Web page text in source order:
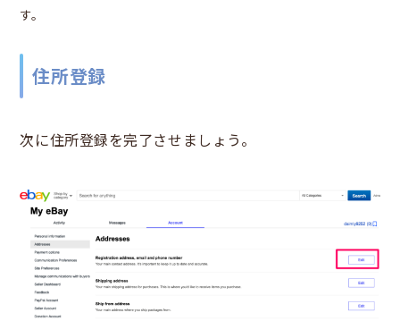
す。
住所登録
次に住所登録を完了させましょう。